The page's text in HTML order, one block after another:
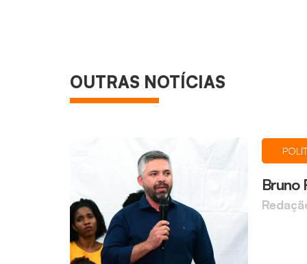
OUTRAS NOTÍCIAS
Bruno